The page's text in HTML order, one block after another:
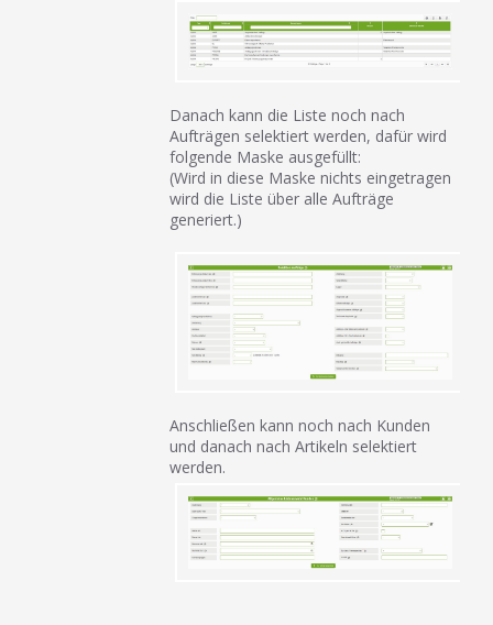
Danach kann die Liste noch nach
Aufträgen selektiert werden, dafür wird
folgende Maske ausgefüllt:
(Wird in diese Maske nichts eingetragen
wird die Liste über alle Aufträge
generiert.)
Anschließen kann noch nach Kunden
und danach nach Artikeln selektiert
werden.